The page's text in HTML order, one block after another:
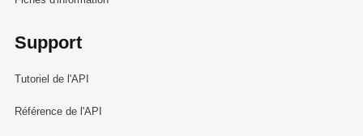
Support
Tutoriel de l'API
Référence de l'API